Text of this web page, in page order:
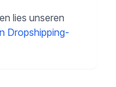
lies unseren
Dropshipping-